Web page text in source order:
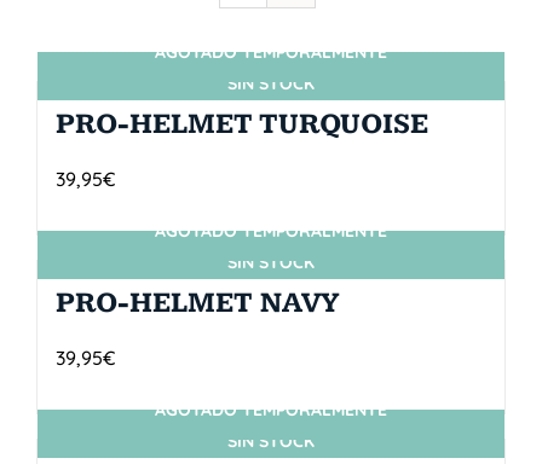
SIN STOCK
AGOTADO TEMPORALMENTE
PRO-HELMET TURQUOISE
39,95€
SIN STOCK
AGOTADO TEMPORALMENTE
PRO-HELMET NAVY
39,95€
SIN STOCK
AGOTADO TEMPORALMENTE